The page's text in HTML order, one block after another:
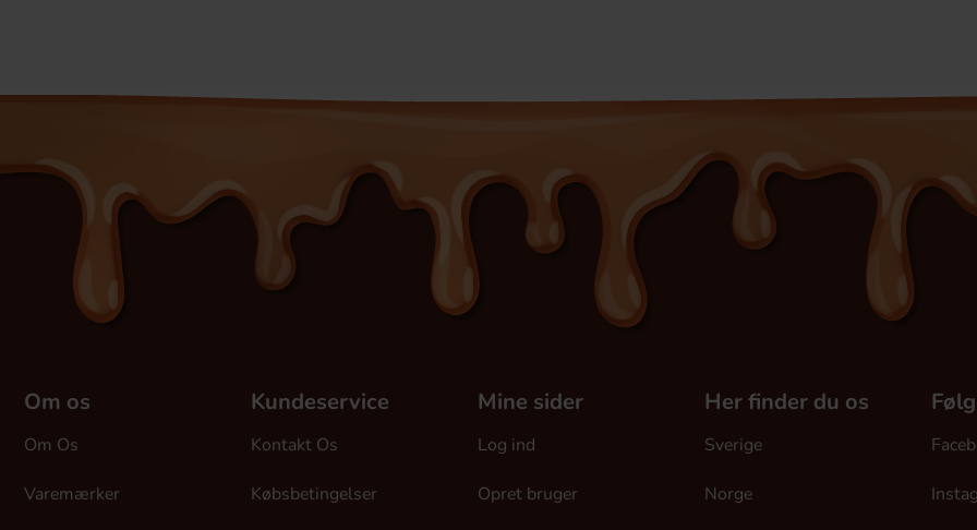
Om os
Om Os
Varemærker
Kundeservice
Kontakt Os
Købsbetingelser
Mine sider
Log ind
Opret bruger
Her finder du os
Sverige
Norge